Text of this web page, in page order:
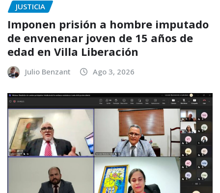
JUSTICIA
Imponen prisión a hombre imputado
de envenenar joven de 15 años de
edad en Villa Liberación
Julio Benzant Ago 3, 2026